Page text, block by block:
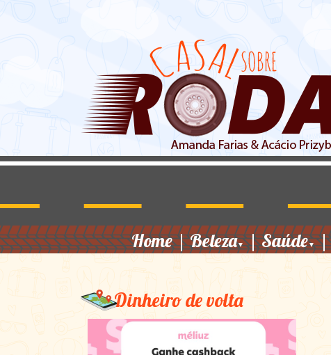
Home|Beleza▼ |Saúde▼ |
Dinheiro de volta